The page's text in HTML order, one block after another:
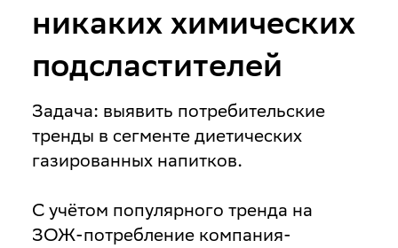
никаких химических
подсластителей
Задача: выявить потребительские
тренды в сегменте диетических
газированных напитков.
С учётом популярного тренда на
ЗОЖ-потребление компания-